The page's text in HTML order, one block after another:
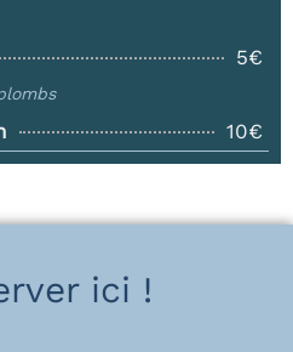
5€
10€
ici !